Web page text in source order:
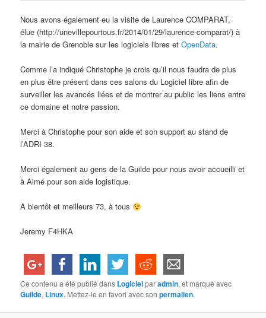
Nous avons également eu la visite de Laurence COMPARAT,
élue (http://unevillepourtous.fr/2014/01/29/laurence-comparat/) à
la mairie de Grenoble sur les logiciels libres etOpenData.
Comme l’a indiqué Christophe je crois qu’il nous faudra de plus
en plus être présent dans ces salons du Logiciel libre afin de
surveiller les avancés liées et de montrer au public les liens entre
ce domaine et notre passion.
Merci à Christophe pour son aide et son support au stand de
l’ADRI 38.
Merci également au gens de la Guilde pour nous avoir accueilli et
à Aimé pour son aide logistique.
A bientôt et meilleurs 73, à tous
Jeremy F4HKA
Ce contenu a été publié dans Logicielparadmin, et marqué avec
Guilde, Linux. Mettez-le en favori avec sonpermalien.